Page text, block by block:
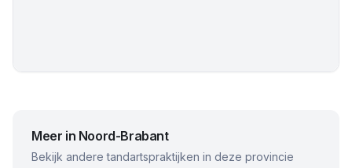
Meer in Noord-Brabant
Bekijk andere tandartspraktijken in deze provincie